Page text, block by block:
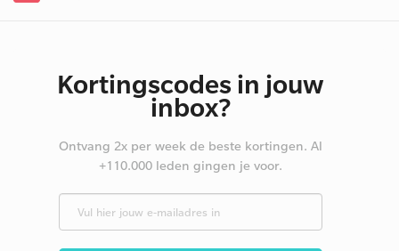
Kortingscodes in jouw
inbox?
Ontvang 2x per week de beste kortingen. Al
+110.000 leden gingen je voor.